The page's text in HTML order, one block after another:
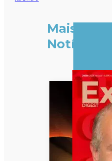
Mais
Notícias